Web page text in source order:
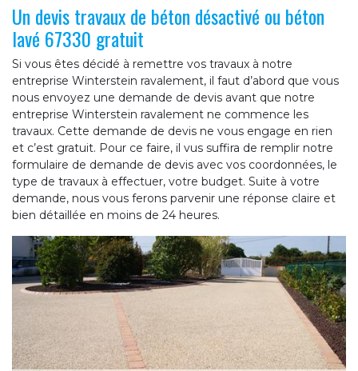
Un devis travaux de béton désactivé ou béton
lavé 67330 gratuit
Si vous êtes décidé à remettre vos travaux à notre
entreprise Winterstein ravalement, il faut d’abord que vous
nous envoyez une demande de devis avant que notre
entreprise Winterstein ravalement ne commence les
travaux. Cette demande de devis ne vous engage en rien
et c’est gratuit. Pour ce faire, il vus suffira de remplir notre
formulaire de demande de devis avec vos coordonnées, le
type de travaux à effectuer, votre budget. Suite à votre
demande, nous vous ferons parvenir une réponse claire et
bien détaillée en moins de 24 heures.